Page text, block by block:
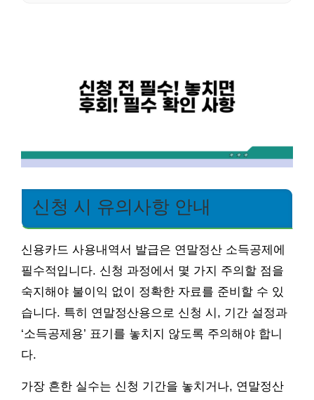
신청 시 유의사항 안내
신용카드 사용내역서 발급은 연말정산 소득공제에
필수적입니다. 신청 과정에서 몇 가지 주의할 점을
숙지해야 불이익 없이 정확한 자료를 준비할 수 있
습니다. 특히 연말정산용으로 신청 시, 기간 설정과
‘소득공제용’ 표기를 놓치지 않도록 주의해야 합니
다.
가장 흔한 실수는 신청 기간을 놓치거나, 연말정산